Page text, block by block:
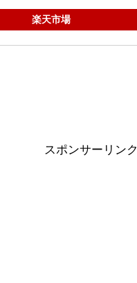
楽天市場
スポンサーリンク